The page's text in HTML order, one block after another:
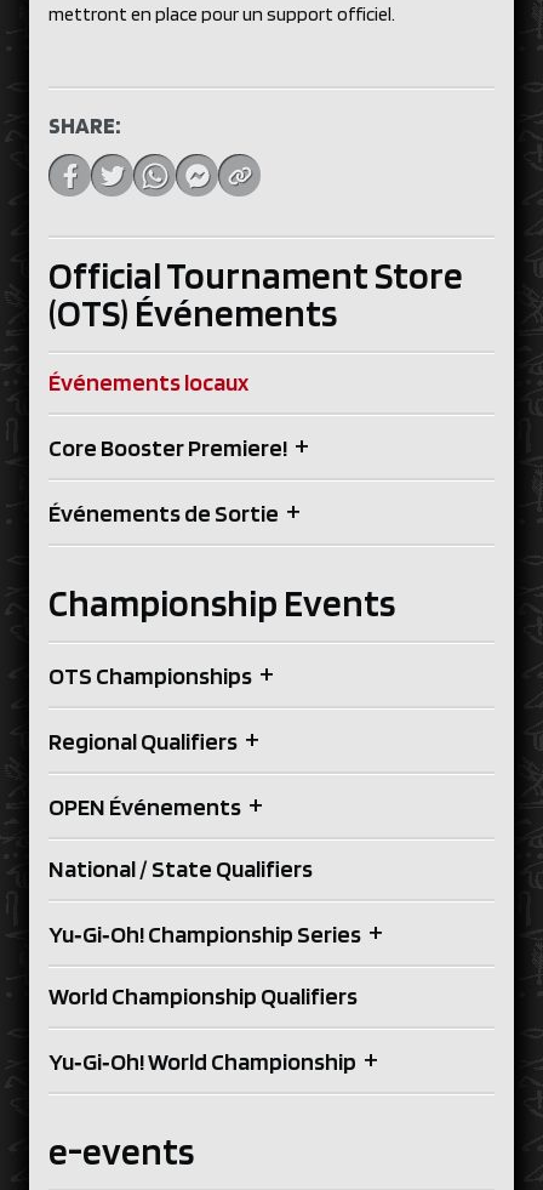
Official Tournament Store
(OTS) Événements
Événements locaux
Core Booster Premiere! +
Événements de Sortie +
Championship Events
OTS Championships +
Regional Qualifiers +
OPEN Événements +
National / State Qualifiers
Yu‑Gi‑Oh! Championship Series +
World Championship Qualifiers
Yu‑Gi‑Oh! World Championship +
e-events
mettront en place pour un support officiel.
SHARE: